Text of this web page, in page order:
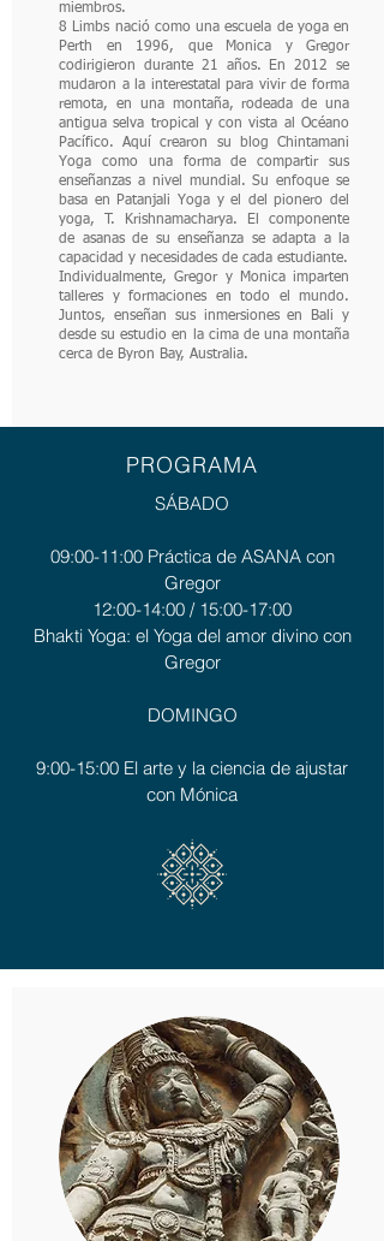
miembros.
8 Limbs nació como una escuela de yoga en
Perth en 1996, que Monica y Gregor
codirigieron durante 21 años. En 2012 se
mudaron a la interestatal para vivir de forma
remota, en una montaña, rodeada de una
antigua selva tropical y con vista al Océano
Pacífico. Aquí crearon su blog Chintamani
Yoga como una forma de compartir sus
enseñanzas a nivel mundial. Su enfoque se
basa en Patanjali Yoga y el del pionero del
yoga, T. Krishnamacharya. El componente
de asanas de su enseñanza se adapta a la
capacidad y necesidades de cada estudiante.
Individualmente, Gregor y Monica imparten
talleres y formaciones en todo el mundo.
Juntos, enseñan sus inmersiones en Bali y
desde su estudio en la cima de una montaña
cerca de Byron Bay, Australia.
PROGRAMA
SÁBADO
09:00-11:00Práctica de ASANA con
Gregor
12:00-14:00 / 15:00-17:00
Bhakti Yoga: el Yoga del amor divino con
Gregor
DOMINGO
9:00-15:00 El arte y la ciencia de ajustar
con Mónica